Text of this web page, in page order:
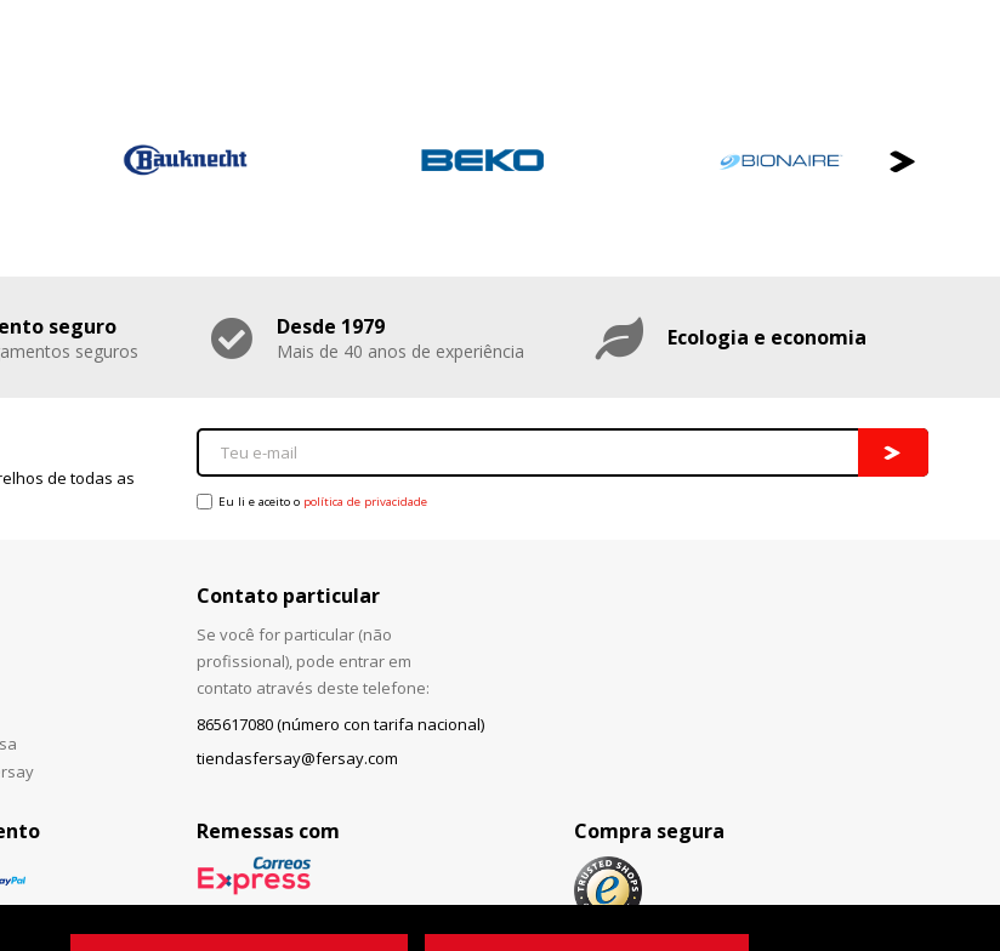
seguro
seguros
Desde 1979
Mais de 40 anos de experiência Ecologia e economia
de todas as
Eu li e aceito o política de privacidade
Contato particular
Se você for particular (não
profissional), pode entrar em
contato através deste telefone:
865617080 (número con tarifa nacional)
tiendasfersay@fersay.com
Remessas com Compra segura